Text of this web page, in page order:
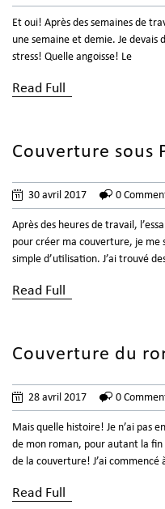
Et oui! Après des semaines de
une semaine et demie. Je devais
stress! Quelle angoisse! Le
Read Full
Couverture sous
30 avril 2017 0
Après des heures de travail,
pour créer ma couverture, je me
simple d’utilisation. J’ai trouvé
Read Full
Couverture du
28 avril 2017 0
Mais quelle histoire! Je n’ai pas
de mon roman, pour autant la
de la couverture! J’ai commencé
Read Full